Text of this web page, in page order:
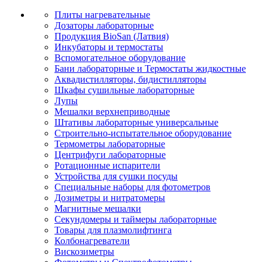
Плиты нагревательные
Дозаторы лабораторные
Продукция BioSan (Латвия)
Инкубаторы и термостаты
Вспомогательное оборудование
Бани лабораторные и Термостаты жидкостные
Аквадистилляторы, бидистилляторы
Шкафы сушильные лабораторные
Лупы
Мешалки верхнеприводные
Штативы лабораторные универсальные
Строительно-испытательное оборудование
Термометры лабораторные
Центрифуги лабораторные
Ротационные испарители
Устройства для сушки посуды
Специальные наборы для фотометров
Дозиметры и нитратомеры
Магнитные мешалки
Секундомеры и таймеры лабораторные
Товары для плазмолифтинга
Колбонагреватели
Вискозиметры